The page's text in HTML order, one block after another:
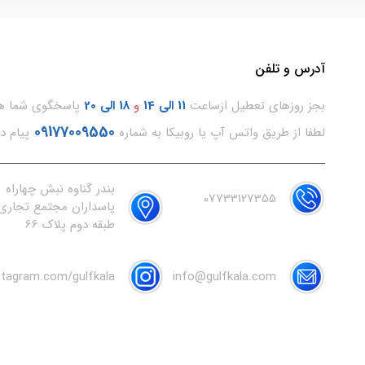
آدرس و تلفن
بجز روزهای تعطیل ازساعت 11 الی 14 و 18 الی 20
پاسخگوی شما
لطفا از طریق واتس آپ یا روبیکا به شماره 09177009550 پیام
07733127355
بندر گناوه نبش چهاراه
پاسداران مجتمع
طبقه دوم پلاک 66
info@gulfkala.com
gulfkala